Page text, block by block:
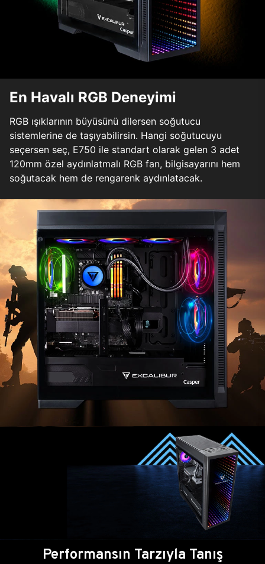
En Havalı RGB Deneyimi
RGB ışıklarının büyüsünü dilersen soğutucu
sistemlerine de taşıyabilirsin. Hangi soğutucuyu
seçersen seç, E750 ile standart olarak gelen 3 adet
120mm özel aydınlatmalı RGB fan, bilgisayarını hem
soğutacak hem de rengarenk aydınlatacak.
Performansın Tarzıyla Tanış